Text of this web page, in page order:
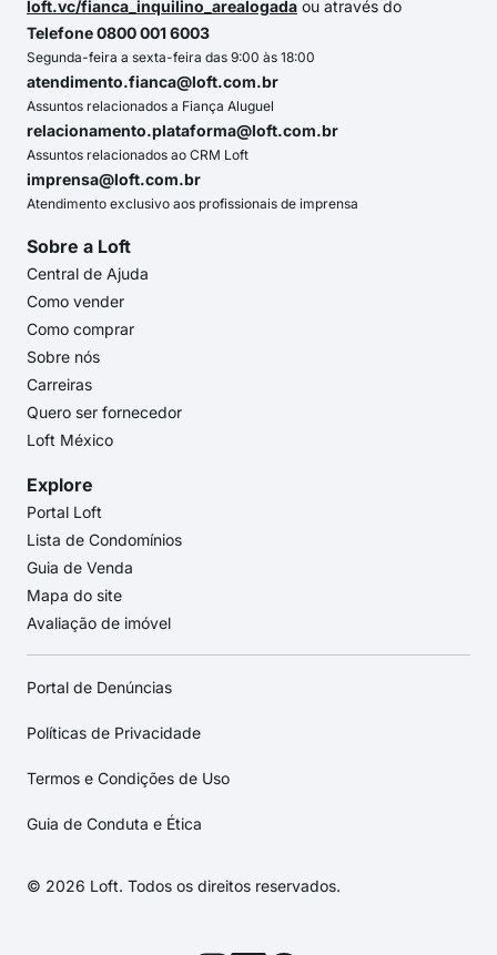
loft.vc/fianca_inquilino_arealogada ou através do
Telefone 0800 001 6003
Segunda-feira a sexta-feira das 9:00 às 18:00
atendimento.fianca@loft.com.br
Assuntos relacionados a Fiança Aluguel
relacionamento.plataforma@loft.com.br
Assuntos relacionados ao CRM Loft
imprensa@loft.com.br
Atendimento exclusivo aos profissionais de imprensa
Sobre a Loft
Central de Ajuda
Como vender
Como comprar
Sobre nós
Carreiras
Quero ser fornecedor
Loft México
Explore
Portal Loft
Lista de Condomínios
Guia de Venda
Mapa do site
Avaliação de imóvel
Portal de Denúncias
Políticas de Privacidade
Termos e Condições de Uso
Guia de Conduta e Ética
© 2026 Loft. Todos os direitos reservados.